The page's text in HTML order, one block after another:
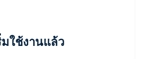
ใช้งานแล้ว